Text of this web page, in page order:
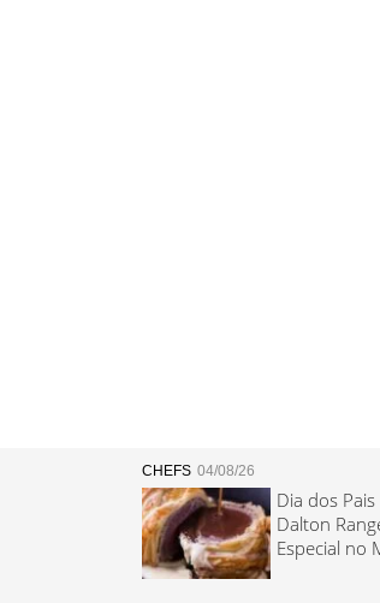
CHEFS 04/08/26
Dia dos
Dalton
Especial no